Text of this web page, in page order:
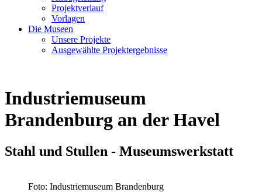
Projektverlauf
Vorlagen
Die Museen
Unsere Projekte
Ausgewählte Projektergebnisse
Industriemuseum
Brandenburg an der Havel
Stahl und Stullen - Museumswerkstatt
Foto: Industriemuseum Brandenburg